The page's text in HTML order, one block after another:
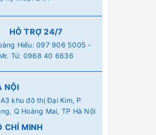
HỖ TRỢ 24/7
Hiếu:097 906 5005 -
Tú: 0968 40 6636
NỘI
khu đô thị Đại Kim, P
Q Hoàng Mai, TP Hà Nội
CHÍ MINH